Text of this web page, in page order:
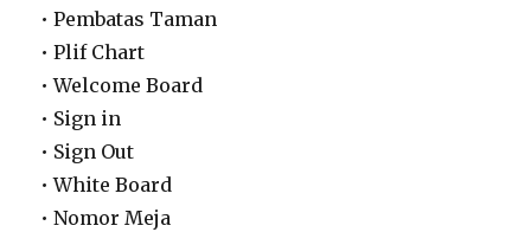
• Pembatas Taman
• Plif Chart
• Welcome Board
• Sign in
• Sign Out
• White Board
• Nomor Meja